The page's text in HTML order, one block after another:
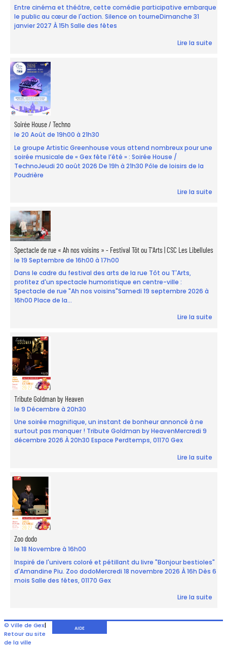
Entre cinéma et théâtre, cette comédie participative embarque
le public au cœur de l'action. Silence on tourneDimanche 31
janvier 2027 À 15h Salle des fêtes
Lire la suite
Soirée House / Techno
le 20 Août de 19h00 à 21h30
Le groupe Artistic Greenhouse vous attend nombreux pour une
soirée musicale de « Gex fête l’été » : Soirée House /
TechnoJeudi 20 août 2026 De 19h à 21h30 Pôle de loisirs de la
Poudrière
Lire la suite
Spectacle de rue « Ah nos voisins » - Festival Tôt ou T'Arts | CSC Les Libellules
le 19 Septembre de 16h00 à 17h00
Dans le cadre du festival des arts de la rue Tôt ou T'Arts,
profitez d'un spectacle humoristique en centre-ville :
Spectacle de rue "Ah nos voisins"Samedi 19 septembre 2026 à
16h00 Place de la...
Lire la suite
Tribute Goldman by Heaven
le 9 Décembre à 20h30
Une soirée magnifique, un instant de bonheur annoncé à ne
surtout pas manquer ! Tribute Goldman by HeavenMercredi 9
décembre 2026 À 20h30 Espace Perdtemps, 01170 Gex
Lire la suite
Zoo dodo
le 18 Novembre à 16h00
Inspiré de l'univers coloré et pétillant du livre "Bonjour bestioles"
d'Amandine Piu. Zoo dodoMercredi 18 novembre 2026 À 16h Dès 6
mois Salle des fêtes, 01170 Gex
Lire la suite
© Ville de Gex|
Retour au site
de la ville
AIDE